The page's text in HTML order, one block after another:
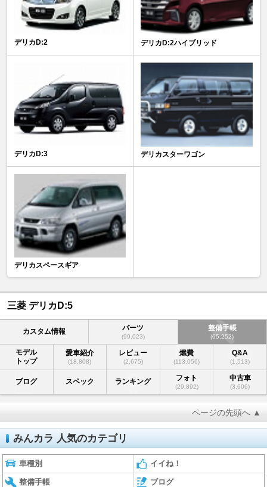
デリカD:2 デリカD:2ハイブリッド
デリカD:3 デリカスターワゴン
デリカスペースギア
三菱 デリカD:5
カスタム情報 パーツ
(99,023)
整備手帳
(65,252)
モデル
トップ
愛車紹介
(18,808)
レビュー
(2,675)
燃費
(113,056)
Q&A
(1,513)
ブログ スペック ランキング フォト
(29,892)
中古車
(3,606)
ページの先頭へ ▲
みんカラ 人気のカテゴリ
車種別 イイね！
整備手帳 ブログ